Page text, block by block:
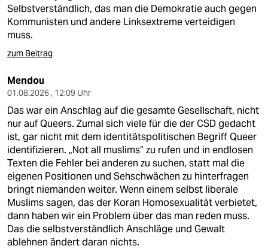
Selbstverständlich, das man die Demokratie auch gegen
Kommunisten und andere Linksextreme verteidigen
muss.
zum Beitrag
Mendou
01.08.2026 , 12:09 Uhr
Das war ein Anschlag auf die gesamte Gesellschaft, nicht
nur auf Queers. Zumal sich viele für die der CSD gedacht
ist, gar nicht mit dem identitätspolitischen Begriff Queer
identifizieren. „Not all muslims“ zu rufen und in endlosen
Texten die Fehler bei anderen zu suchen, statt mal die
eigenen Positionen und Sehschwächen zu hinterfragen
bringt niemanden weiter. Wenn einem selbst liberale
Muslims sagen, das der Koran Homosexualität verbietet,
dann haben wir ein Problem über das man reden muss.
Das die selbstverständlich Anschläge und Gewalt
ablehnen ändert daran nichts.